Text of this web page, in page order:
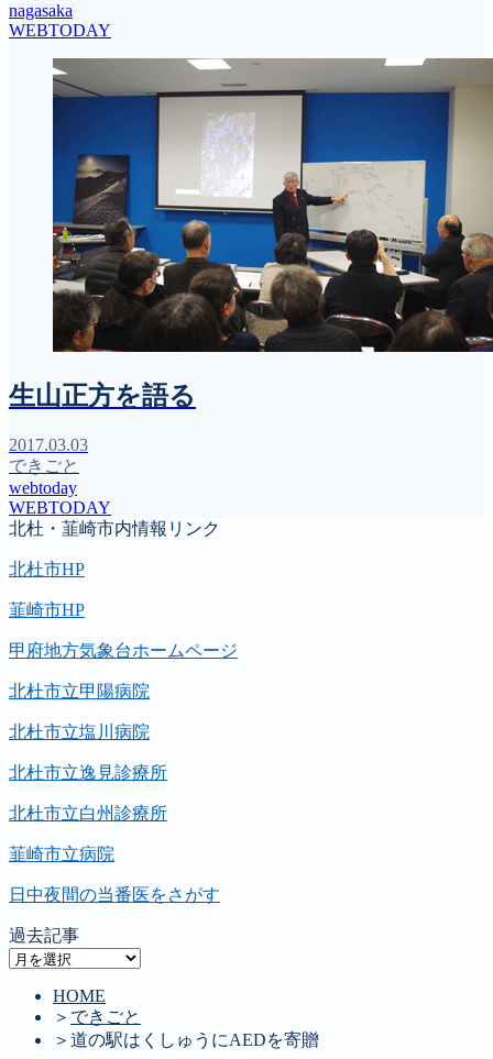
nagasaka
WEBTODAY
生山正方を語る
2017.03.03
できごと
webtoday
WEBTODAY
北杜・韮崎市内情報リンク
北杜市HP
韮崎市HP
甲府地方気象台ホームページ
北杜市立甲陽病院
北杜市立塩川病院
北杜市立逸見診療所
北杜市立白州診療所
韮崎市立病院
日中夜間の当番医をさがす
過去記事
過
HOME
＞ できごと
＞ 道の駅はくしゅうにAEDを寄贈